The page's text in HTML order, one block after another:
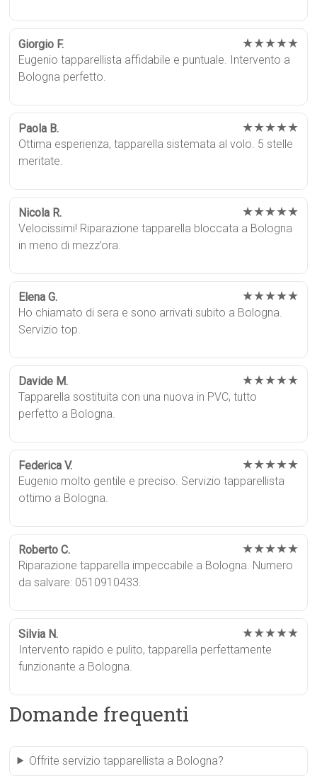
Giorgio F. ★★★★★
Eugenio tapparellista affidabile e puntuale. Intervento a
Bologna perfetto.
Paola B. ★★★★★
Ottima esperienza, tapparella sistemata al volo. 5 stelle
meritate.
Nicola R. ★★★★★
Velocissimi! Riparazione tapparella bloccata a Bologna
in meno di mezz’ora.
Elena G. ★★★★★
Ho chiamato di sera e sono arrivati subito a Bologna.
Servizio top.
Davide M. ★★★★★
Tapparella sostituita con una nuova in PVC, tutto
perfetto a Bologna.
Federica V. ★★★★★
Eugenio molto gentile e preciso. Servizio tapparellista
ottimo a Bologna.
Roberto C. ★★★★★
Riparazione tapparella impeccabile a Bologna. Numero
da salvare: 0510910433.
Silvia N. ★★★★★
Intervento rapido e pulito, tapparella perfettamente
funzionante a Bologna.
Domande frequenti
Offrite servizio tapparellista a Bologna?